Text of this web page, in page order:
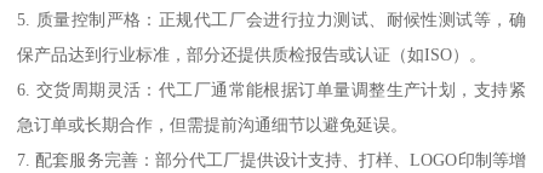
5. 质量控制严格：正规代工厂会进行拉力测试、耐候性测试等，确
保产品达到行业标准，部分还提供质检报告或认证（如ISO）。
6. 交货周期灵活：代工厂通常能根据订单量调整生产计划，支持紧
急订单或长期合作，但需提前沟通细节以避免延误。
7. 配套服务完善：部分代工厂提供设计支持、打样、LOGO印制等增